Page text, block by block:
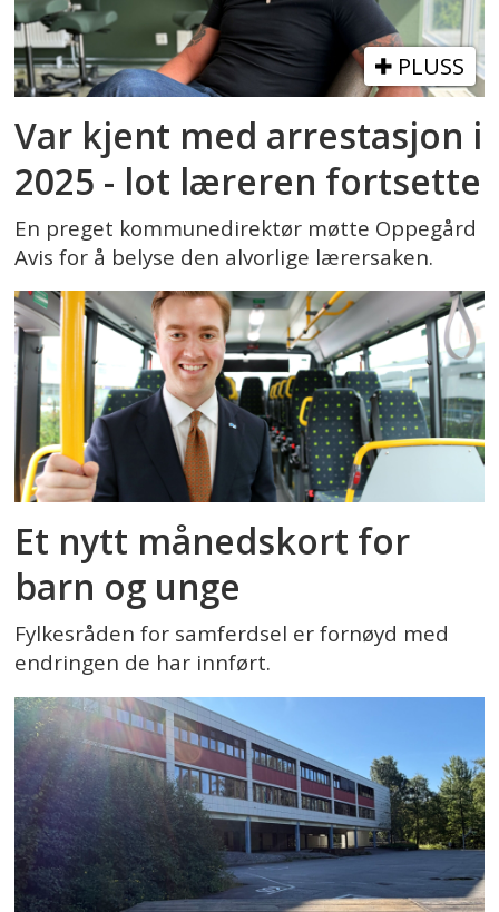
PLUSS
Var kjent med arrestasjon i
2025 - lot læreren fortsette
En preget kommunedirektør møtte Oppegård
Avis for å belyse den alvorlige lærersaken.
Et nytt månedskort for
barn og unge
Fylkesråden for samferdsel er fornøyd med
endringen de har innført.